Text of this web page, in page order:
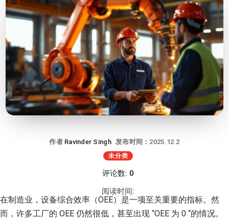
作者 Ravinder Singh 发布时间：2025.12.2
未分类
评论数: 0
阅读时间:
在制造业，设备综合效率（OEE）是一项至关重要的指标。然
而，许多工厂的 OEE 仍然很低，甚至出现 “OEE 为 0 “的情况。